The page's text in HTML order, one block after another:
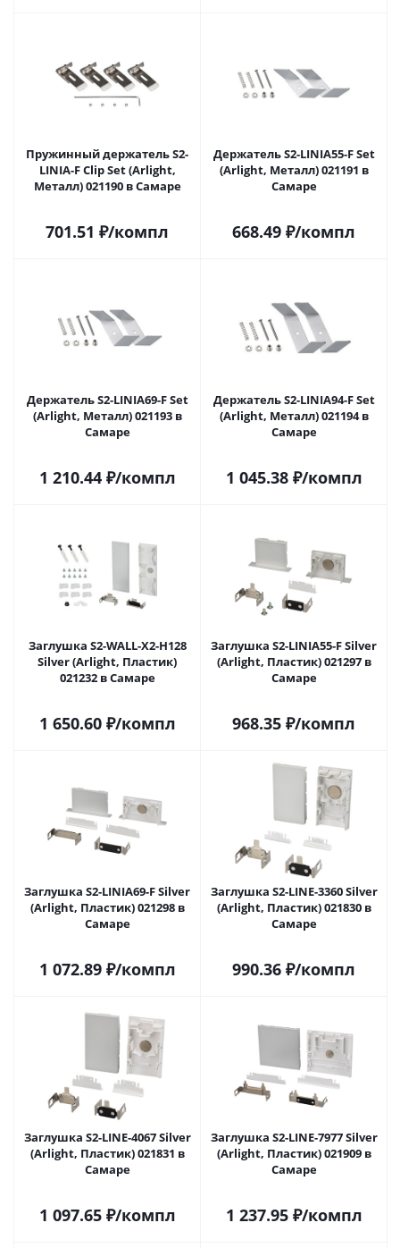
Пружинный держатель S2-
LINIA-F Clip Set (Arlight,
Металл) 021190 в Самаре
701.51 ₽/компл
Держатель S2-LINIA55-F Set
(Arlight, Металл) 021191 в
Самаре
668.49 ₽/компл
Держатель S2-LINIA69-F Set
(Arlight, Металл) 021193 в
Самаре
1 210.44₽/компл
Держатель S2-LINIA94-F Set
(Arlight, Металл) 021194 в
Самаре
1 045.38₽/компл
Заглушка S2-WALL-X2-H128
Silver (Arlight, Пластик)
021232 в Самаре
1 650.60₽/компл
Заглушка S2-LINIA55-F Silver
(Arlight, Пластик) 021297 в
Самаре
968.35 ₽/компл
Заглушка S2-LINIA69-F Silver
(Arlight, Пластик) 021298 в
Самаре
1 072.89₽/компл
Заглушка S2-LINE-3360 Silver
(Arlight, Пластик) 021830 в
Самаре
990.36 ₽/компл
Заглушка S2-LINE-4067 Silver
(Arlight, Пластик) 021831 в
Самаре
1 097.65₽/компл
Заглушка S2-LINE-7977 Silver
(Arlight, Пластик) 021909 в
Самаре
1 237.95₽/компл